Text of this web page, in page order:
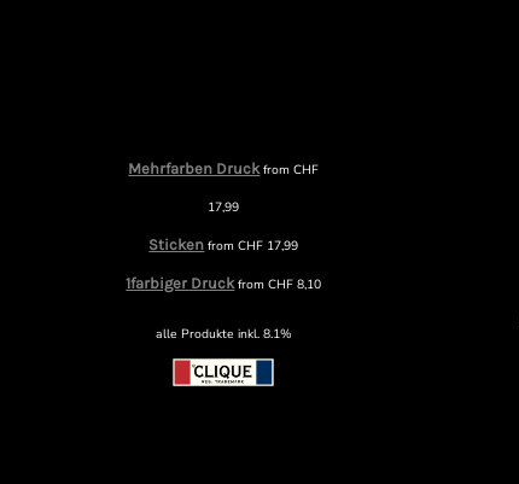
Mehrfarben DruckfromCHF
17,99
Sticken fromCHF 17,99
1farbiger DruckfromCHF 8,10
alle Produkte inkl. 8.1%